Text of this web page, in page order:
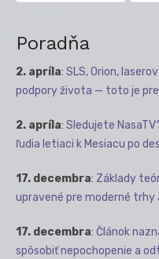
Poradňa
2. apríla: SLS, Orion,
podpory života — toto je
2. apríla: Sledujete
ľudia letiaci k Mesiacu po
17. decembra: Základy
upravené pre moderné trhy
17. decembra: Článok
spôsobiť nepochopenie a